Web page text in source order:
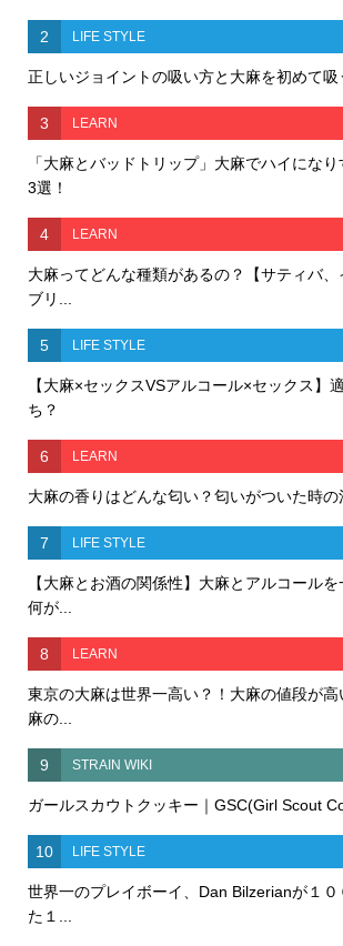
2 LIFE STYLE
正しいジョイントの吸い方と大麻を初めて吸
3 LEARN
「大麻とバッドトリップ」大麻でハイにな
3選！
4 LEARN
大麻ってどんな種類があるの？【サティバ、
ブリ...
5 LIFE STYLE
【大麻×セックスVSアルコール×セックス】
ち？
6 LEARN
大麻の香りはどんな匂い？匂いがついた時の
7 LIFE STYLE
【大麻とお酒の関係性】大麻とアルコール
何が...
8 LEARN
東京の大麻は世界一高い？！大麻の値段が
麻の...
9 STRAIN WIKI
ガールスカウトクッキー｜GSC(Girl Scout
10 LIFE STYLE
世界一のプレイボーイ、Dan Bilzerianが１
た１...